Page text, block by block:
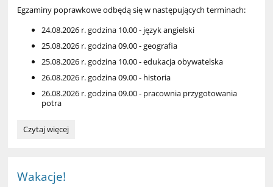
Egzaminy poprawkowe odbędą się w następujących terminach:
24.08.2026 r. godzina 10.00 - język angielski
25.08.2026 r. godzina 09.00 - geografia
25.08.2026 r. godzina 10.00 - edukacja obywatelska
26.08.2026 r. godzina 09.00 - historia
26.08.2026 r. godzina 09.00 - pracownia przygotowania
potra
Egzaminy
Czytaj więcej
Wakacje!